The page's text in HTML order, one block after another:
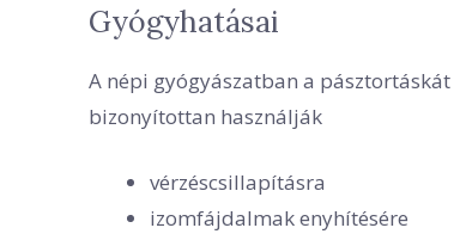
Gyógyhatásai
A népi gyógyászatban a
bizonyítottan használják
vérzéscsillapításra
izomfájdalmak enyhítésére